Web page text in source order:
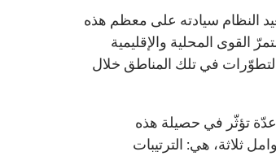
النظام سيادته على معظم هذه
المحلية والإقليمية
في تلك المناطق خلال
تؤثّر في حصيلة هذه
ثلاثة، هي: الترتيبات